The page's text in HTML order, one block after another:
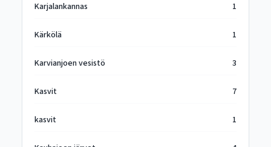
Karjalankannas 1
Kärkölä 1
Karvianjoen vesistö 3
Kasvit 7
kasvit 1